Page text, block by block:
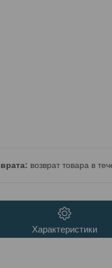
возврат товара в
Характеристики